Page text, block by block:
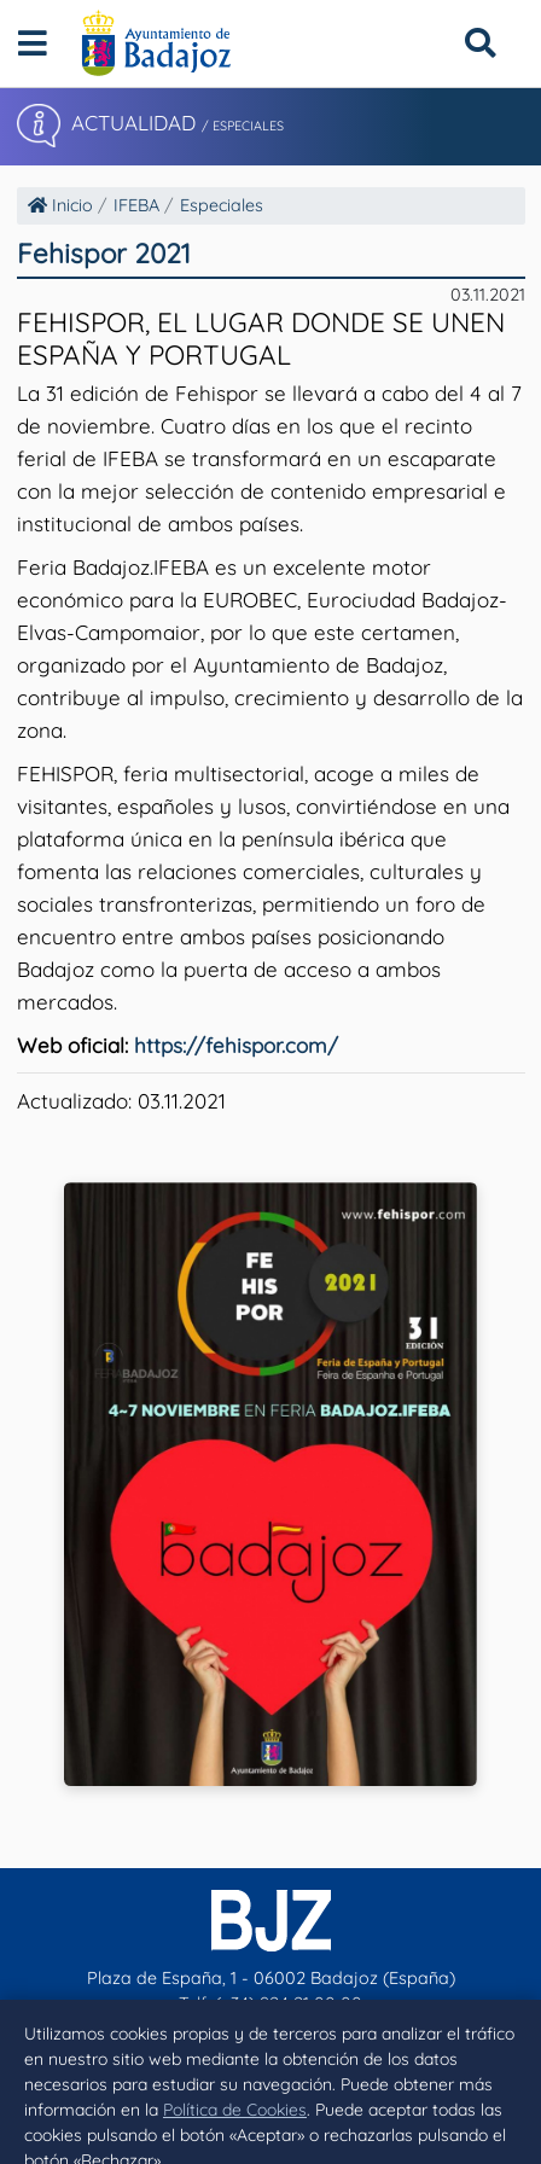
Utilizamos cookies propias y de terceros para analizar el tráfico
en nuestro sitio web mediante la obtención de los datos
necesarios para estudiar su navegación. Puede obtener más
información en la Política de Cookies. Puede aceptar todas las
cookies pulsando el botón «Aceptar» o rechazarlas pulsando el
ACTUALIDAD / ESPECIALES
Inicio IFEBA Especiales
Fehispor 2021
03.11.2021
FEHISPOR, EL LUGAR DONDE SE UNEN
ESPAÑA Y PORTUGAL
La 31 edición de Fehispor se llevará a cabo del 4 al 7
de noviembre. Cuatro días en los que el recinto
ferial de IFEBA se transformará en un escaparate
con la mejor selección de contenido empresarial e
institucional de ambos países.
Feria Badajoz.IFEBA es un excelente motor
económico para la EUROBEC, Eurociudad Badajoz-
Elvas-Campomaior, por lo que este certamen,
organizado por el Ayuntamiento de Badajoz,
contribuye al impulso, crecimiento y desarrollo de la
zona.
FEHISPOR, feria multisectorial, acoge a miles de
visitantes, españoles y lusos, convirtiéndose en una
plataforma única en la península ibérica que
fomenta las relaciones comerciales, culturales y
sociales transfronterizas, permitiendo un foro de
encuentro entre ambos países posicionando
Badajoz como la puerta de acceso a ambos
mercados.
Web oficial: https://fehispor.com/
Actualizado: 03.11.2021
Plaza de España, 1 - 06002 Badajoz (España)
Telf. (+34) 924 21 00 00
contacto@aytobadajoz.es
Facebook
X Instagram
YouTube